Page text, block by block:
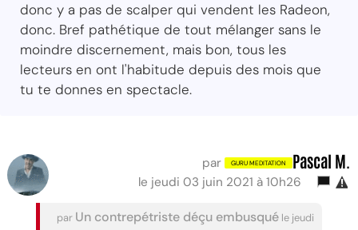
donc y a pas de scalper qui vendent les Radeon,
donc. Bref pathétique de tout mélanger sans le
moindre discernement, mais bon, tous les
lecteurs en ont l'habitude depuis des mois que
tu te donnes en spectacle.
par Pascal M.
le jeudi 03 juin 2021 à 10h26
par Un contrepétriste déçu embusqué le jeudi